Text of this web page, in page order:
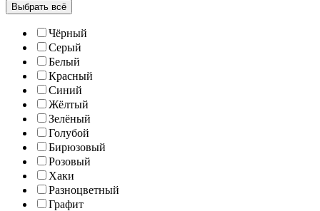
Выбрать всё
Чёрный
Серый
Белый
Красный
Синий
Жёлтый
Зелёный
Голубой
Бирюзовый
Розовый
Хаки
Разноцветный
Графит